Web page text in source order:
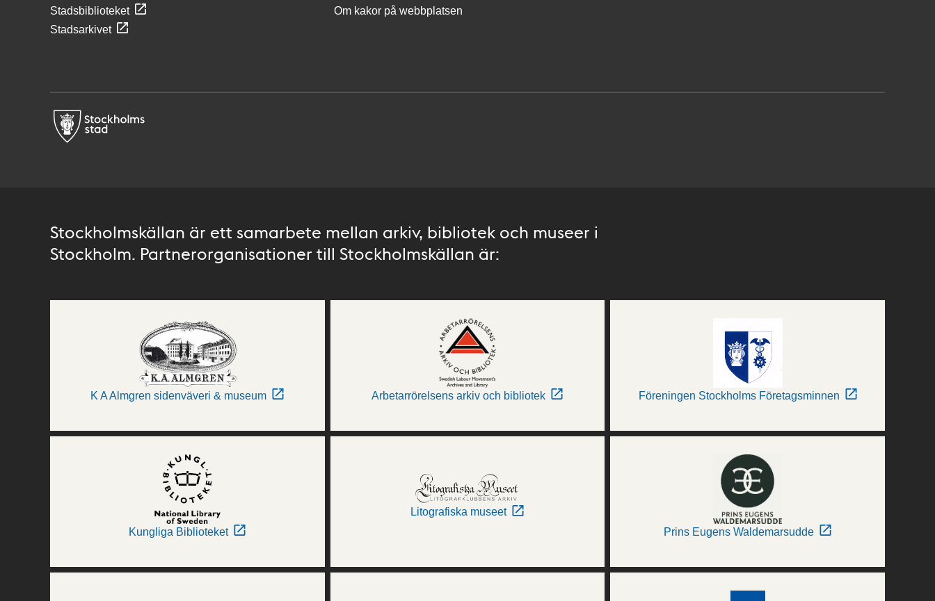
Stadsbiblioteket
Stadsarkivet
Om kakor på webbplatsen
Stockholmskällan är ett samarbete mellan arkiv, bibliotek och museer i
Stockholm. Partnerorganisationer till Stockholmskällan är:
K A Almgren sidenväveri & museum Arbetarrörelsens arkiv och bibliotek Föreningen Stockholms Företagsminnen
Kungliga Biblioteket
Litografiska museet
Prins Eugens Waldemarsudde